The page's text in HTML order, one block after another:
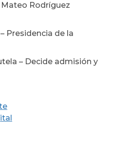
Rodríguez
Presidencia de la
– Decide admisión y